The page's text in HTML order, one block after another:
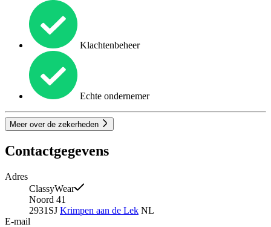
Klachtenbeheer
Echte ondernemer
Meer over de zekerheden
Contactgegevens
Adres
ClassyWear
Noord 41
2931SJ Krimpen aan de Lek NL
E-mail